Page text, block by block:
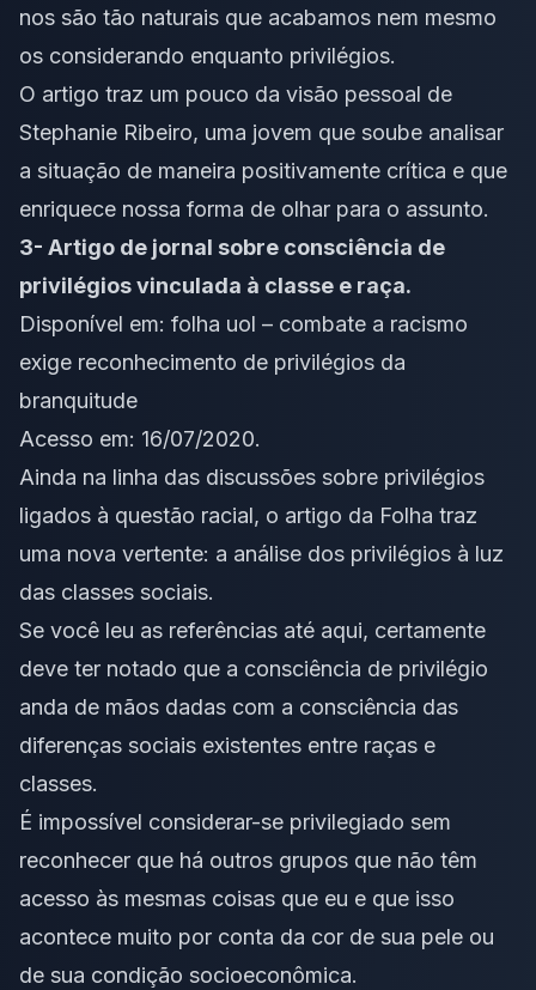
nos são tão naturais que acabamos nem mesmo
os considerando enquanto privilégios.
O artigo traz um pouco da visão pessoal de
Stephanie Ribeiro, uma jovem que soube analisar
a situação de maneira positivamente crítica e que
enriquece nossa forma de olhar para o assunto.
3- Artigo de jornal sobre consciência de
privilégios vinculada à classe e raça.
Disponível em: folha uol – combate a racismo
exige reconhecimento de privilégios da
branquitude
Acesso em: 16/07/2020.
Ainda na linha das discussões sobre privilégios
ligados à questão racial, o artigo da Folha traz
uma nova vertente: a análise dos privilégios à luz
das classes sociais.
Se você leu as referências até aqui, certamente
deve ter notado que a consciência de privilégio
anda de mãos dadas com a consciência das
diferenças sociais existentes entre raças e
classes.
É impossível considerar-se privilegiado sem
reconhecer que há outros grupos que não têm
acesso às mesmas coisas que eu e que isso
acontece muito por conta da cor de sua pele ou
de sua condição socioeconômica.